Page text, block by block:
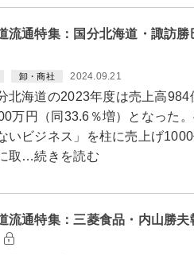
流通特集：国分北海道・諏訪
卸・商社 2024.09.21
北海道の2023年度は売上高984
万円（同33.6％増）となった
いビジネス」を柱に売上げ
取…続きを読む
流通特集：三菱食品・内山勝